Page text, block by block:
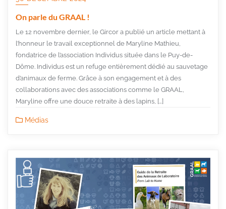
On parle du GRAAL !
Le 12 novembre dernier, le Gircor a publié un article mettant à
l’honneur le travail exceptionnel de Maryline Mathieu,
fondatrice de l’association Individus située dans le Puy-de-
Dôme. Individus est un refuge entièrement dédié au sauvetage
d’animaux de ferme. Grâce à son engagement et à des
collaborations avec des associations comme le GRAAL,
Maryline offre une douce retraite à des lapins, […]
Médias